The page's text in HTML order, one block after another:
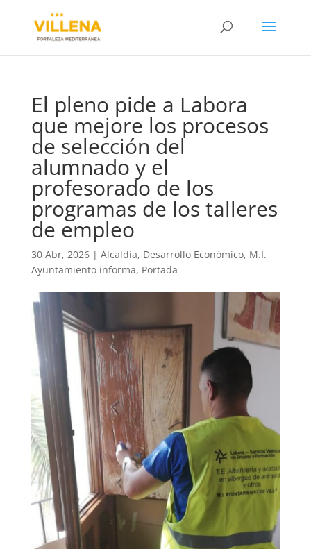
El pleno pide a Labora
que mejore los procesos
de selección del
alumnado y el
profesorado de los
programas de los talleres
de empleo
30 Abr, 2026| Alcaldía, Desarrollo Económico, M.I.
Ayuntamiento informa, Portada